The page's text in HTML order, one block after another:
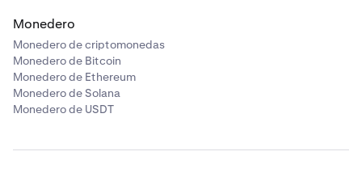
Monedero
Monedero de criptomonedas
Monedero de Bitcoin
Monedero de Ethereum
Monedero de Solana
Monedero de USDT